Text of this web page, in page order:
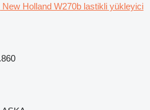
New Holland W270b lastikli yükleyici